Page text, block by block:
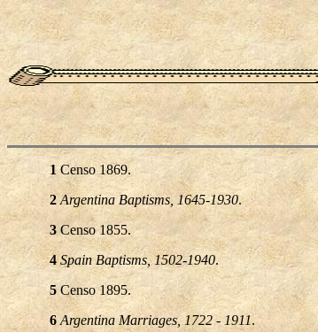
1Censo 1869.
2 Argentina Baptisms, 1645-1930.
3 Censo 1855.
4 Spain Baptisms, 1502-1940.
5 Censo 1895.
6 Argentina Marriages, 1722 - 1911.